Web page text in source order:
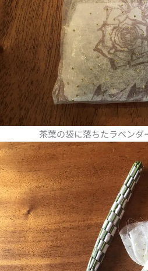
茶葉の袋に落ちたラベンダ